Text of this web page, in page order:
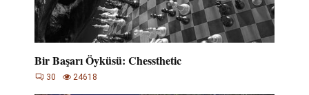
Bir Başarı Öyküsü: Chessthetic
30 24618